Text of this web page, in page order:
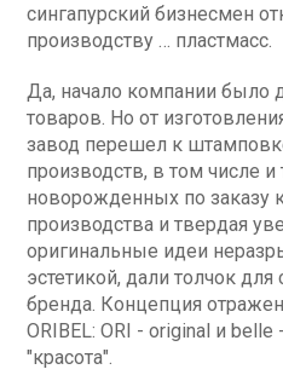
сингапурский бизнесмен
производству … пластмасс.
Да, начало компании было
товаров. Но от
завод перешел к
производств, в том числе и
новорожденных по заказу
производства и твердая
оригинальные идеи
эстетикой, дали толчок для
бренда. Концепция
ORIBEL: ORI - original и belle
"красота".